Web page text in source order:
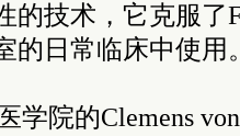
的技术，它克服了
的日常临床中使用
学院的Clemens